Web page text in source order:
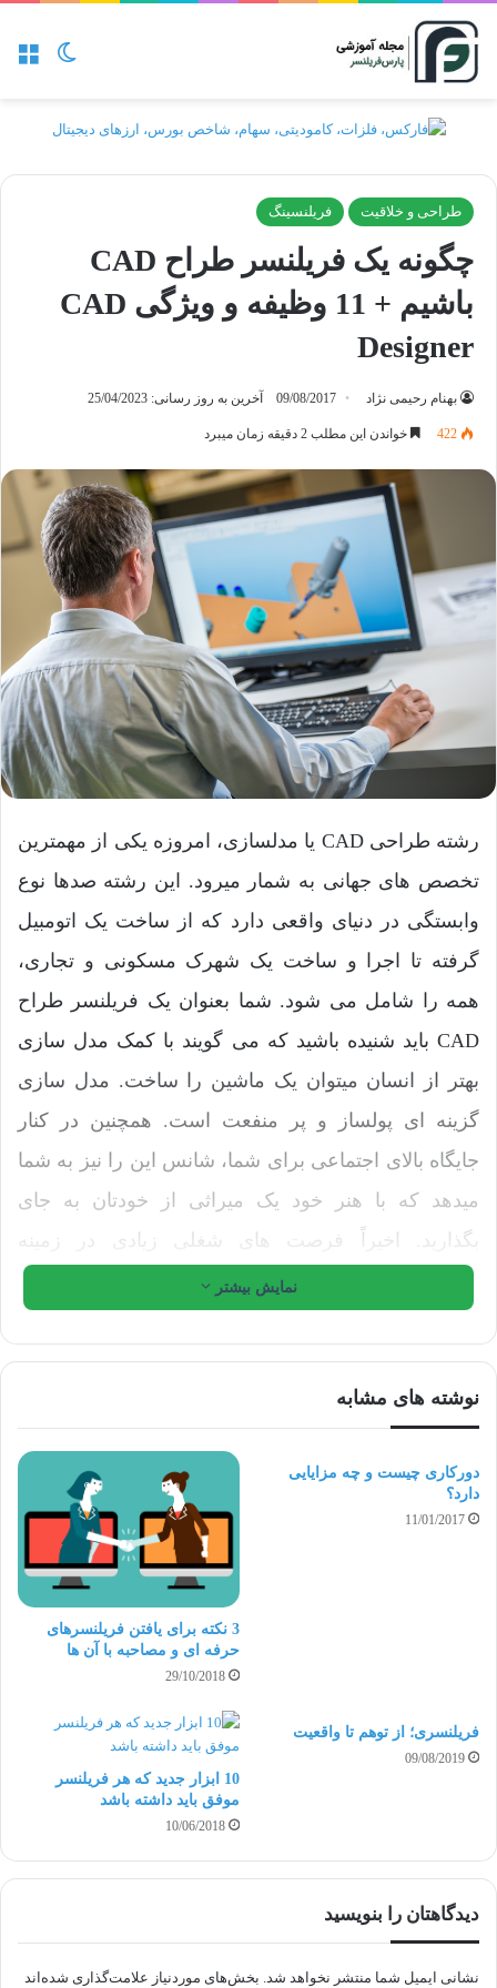
تغییر
طراحی و خلاقیت فریلنسینگ
چگونه یک فریلنسر طراح CAD
باشیم + 11 وظیفه و ویژگی CAD
Designer
بهنام رحیمی نژاد 09/08/2017 آخرین به روز رسانی: 25/04/2023
422 خواندن این مطلب 2 دقیقه زمان میبرد
رشته طراحی CAD یا مدلسازی، امروزه یکی از مهمترین
تخصص های جهانی به شمار میرود. این رشته صدها نوع
وابستگی در دنیای واقعی دارد که از ساخت یک اتومبیل
گرفته تا اجرا و ساخت یک شهرک مسکونی و تجاری،
همه را شامل می شود. شما بعنوان یک فریلنسر طراح
CAD باید شنیده باشید که می گویند با کمک مدل سازی
بهتر از انسان میتوان یک ماشین را ساخت. مدل سازی
گزینه ای پولساز و پر منفعت است. همچنین در کنار
جایگاه بالای اجتماعی برای شما، شانس این را نیز به شما
میدهد که با هنر خود یک میراثی از خودتان به جای
بگذارید. اخیراً فرصت های شغلی زیادی در زمینه
مدلسازی برای فریلنسرها ایجاد شده است. با توجه به
روزهایشان را پشت سر می گذارند، سخت است که تنها
به همین یک دلیل بگوییم فریلنسر باقی بمانید.
دلایل بسیاز زیاد دیگری نیز وجود دارد، بعنوان مثال
فرصتهای کاری متنوعی که به شما پیشنهاد میشود تا
بصورت دورکاری انجام دهید، خود دلیل خوبی است برای
تصمیم گیری. درآمد بیشتر،
کِارکردن در خانه، امکان
انجام چندین کار همزمان، استقلال داشتن و و و … این
لیست همچنان ادامه می یابد. در هر صورت این شمایید
که تصمیم میگیرید چه گزینه های مناسبی را انتخاب کنید.
وظایف کاری یک فریلنسر طراح CAD
وظایف و مسئولیت های زیادی وجود دارد که شما به
عنوان یک فریلنسر طراح CAD باید بپذیرید. گاهی قضیه
بسیار سخت تر از کشیدن یک لایه ساده می شود.
نمایش بیشتر
نوشته های مشابه
دورکاری چیست و چه مزایایی
دارد؟
11/01/2017
3 نکته برای یافتن فریلنسرهای
حرفه ای و مصاحبه با آن ها
29/10/2018
فریلنسری؛ از توهم تا واقعیت
09/08/2019
10 ابزار جدید که هر فریلنسر
موفق باید داشته باشد
10/06/2018
دیدگاهتان را بنویسید
نشانی ایمیل شما منتشر نخواهد شد. بخش‌های موردنیاز علامت‌گذاری شده‌اند